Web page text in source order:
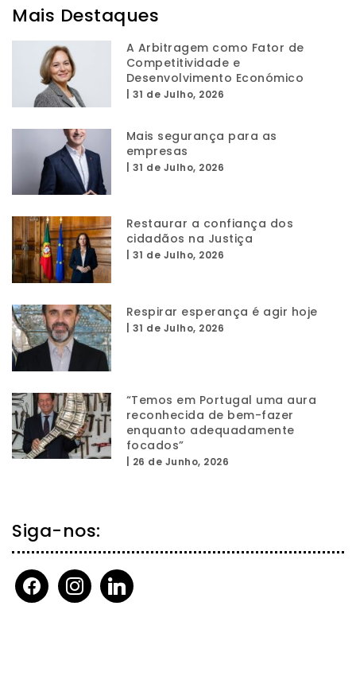
Mais Destaques
A Arbitragem como Fator de
Competitividade e
Desenvolvimento Económico
31 de Julho, 2026
Mais segurança para as
empresas
31 de Julho, 2026
Restaurar a confiança dos
cidadãos na Justiça
31 de Julho, 2026
Respirar esperança é agir hoje
31 de Julho, 2026
“Temos em Portugal uma aura
reconhecida de bem-fazer
enquanto adequadamente
focados”
26 de Junho, 2026
Siga-nos:
facebookinstagramlinkedin